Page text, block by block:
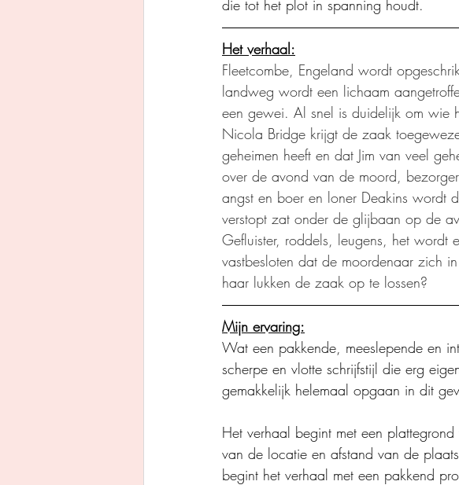
die tot het plot in spanning houdt.
Het verhaal:
Fleetcombe, Engeland wordt
landweg wordt een lichaam
een gewei. Al snel is duidelijk om wie
Nicola Bridge krijgt de zaak
geheimen heeft en dat Jim van veel
over de avond van de moord,
angst en boer en loner Deakins wordt
verstopt zat onder de glijbaan op de
Gefluister, roddels, leugens, het
vastbesloten dat de moordenaar zich
haar lukken de zaak op te lossen?
Mijn ervaring:
Wat een pakkende, meeslepende en
scherpe en vlotte schrijfstijl die erg
gemakkelijk helemaal opgaan in dit
Het verhaal begint met een
van de locatie en afstand van de
begint het verhaal met een pakkend